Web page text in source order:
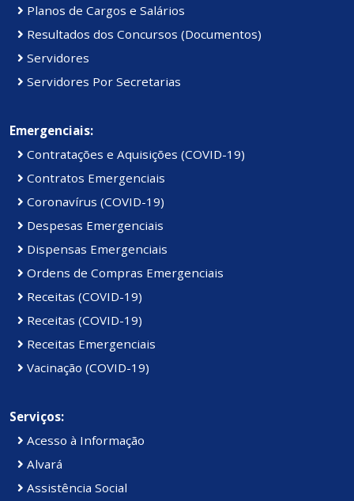
Planos de Cargos e Salários
Resultados dos Concursos (Documentos)
Servidores
Servidores Por Secretarias
Emergenciais:
Contratações e Aquisições (COVID-19)
Contratos Emergenciais
Coronavírus (COVID-19)
Despesas Emergenciais
Dispensas Emergenciais
Ordens de Compras Emergenciais
Receitas (COVID-19)
Receitas (COVID-19)
Receitas Emergenciais
Vacinação (COVID-19)
Serviços:
Acesso à Informação
Alvará
Assistência Social